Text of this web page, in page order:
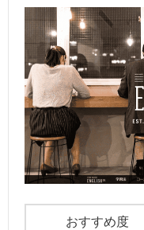
おすすめ度